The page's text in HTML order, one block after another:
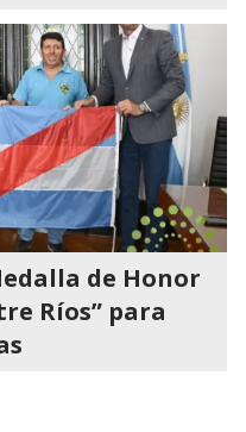
de Honor
Ríos” para